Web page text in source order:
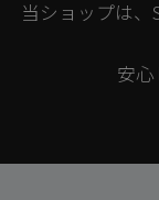
当ショップは、
安心